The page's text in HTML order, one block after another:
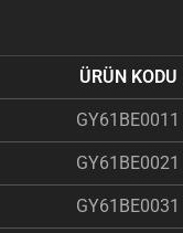
ÜRÜN KODU
GY61BE0011
GY61BE0021
GY61BE0031